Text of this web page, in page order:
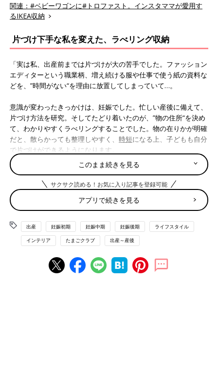
関連：#ベビーワゴンに#トロファスト。インスタママが愛用す
るIKEA収納
片づけ下手な私を変えた、ラべリング収納
「実は私、出産前までは片づけが大の苦手でした。ファッション
エディターという職業柄、増え続ける服や仕事で使う紙の資料な
どを、”時間がない“を理由に放置してしまっていて…。
意識が変わったきっかけは、妊娠でした。忙しい産後に備えて、
片づけ方法を研究。そしてたどり着いたのが、”物の住所“を決め
て、わかりやすくラべリングすることでした。物の在りかが明確
だと、散らかっても整理しやすく、 時短になる上、子どもも自分
で片づけができるようになります。
産後は予想通りバタバタでしたが、片づけのシステムができてい
ると何事もスムーズ。時間のある妊娠中に準備しておくのがベス
トですよ！」（小脇さん・以下同）
おもちゃや服などの子どものグッズや、自分の服などに使える収
子どもが自分で片づけられる 写真つきおもちゃ収納
このまま続きを見る
サクサク読める！お気に入り記事を登録可能
アプリで続きを見る
出産 妊娠初期 妊娠中期 妊娠後期 ライフスタイル
インテリア たまごクラブ 出産～産後